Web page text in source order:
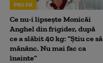
PRO FM
Ce nu-i lipsește Monicăi
Anghel din frigider, după
ce a slăbit 40 kg: “Știu ce să
mănânc. Nu mai fac ca
înainte”